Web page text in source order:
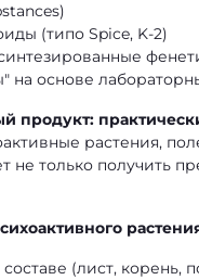
(типо Spice, K-2)
на основе
продукт:
растения,
не только получить
(лист, корень,